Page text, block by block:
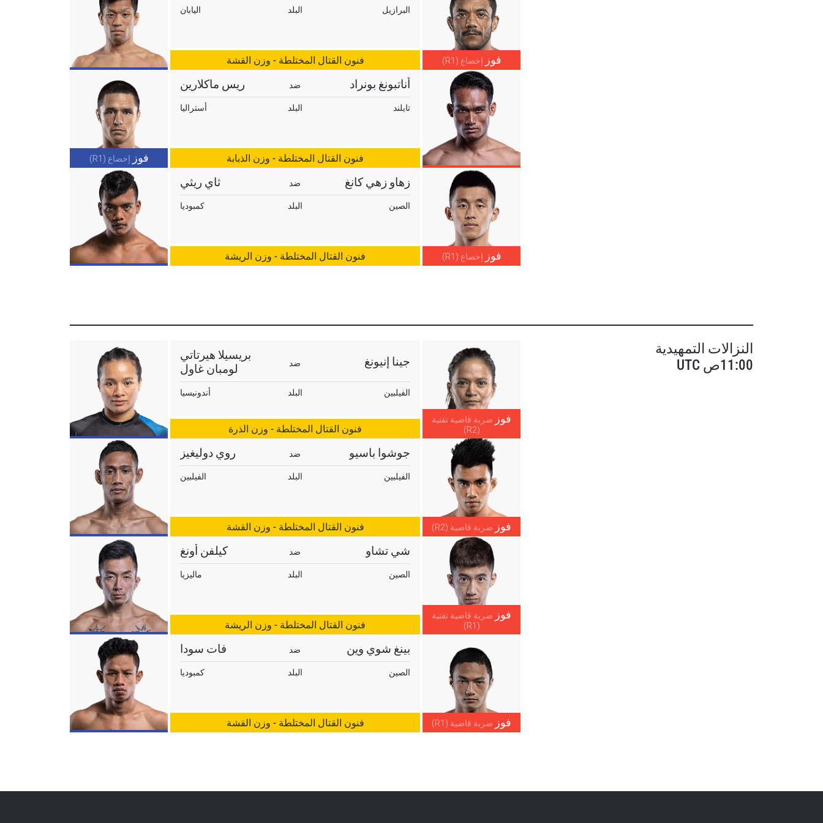
فنون القتال المختلطة - وزن القشة فوز إخضاع (R1)
البرازيل البلد اليابان
فنون القتال المختلطة - وزن الذبابة فوز إخضاع (R1)
أناتبونغ بونراد ضد ريس ماكلارين
تايلند البلد أستراليا
فنون القتال المختلطة - وزن الريشة فوز إخضاع (R1)
زهاو زهي كانغ ضد ثاي ريثي
الصين البلد كمبوديا
النزالات التمهيدية
11:00ص UTC
فنون القتال المختلطة - وزن الذرة
فوز ضربة قاضية تقنية
(R2)
جينا إنيونغ ضد
بريسيلا هيرتاتي
لومبان غاول
الفيلبين البلد أندونيسيا
فنون القتال المختلطة - وزن القشة فوز ضربة قاضية (R2)
جوشوا باسيو ضد روي دوليغيز
الفيلبين البلد الفيلبين
فنون القتال المختلطة - وزن الريشة
فوز ضربة قاضية تقنية
(R1)
شي تشاو ضد كيلفن أونغ
الصين البلد ماليزيا
فنون القتال المختلطة - وزن القشة فوز ضربة قاضية (R1)
بينغ شوي وين ضد فات سودا
الصين البلد كمبوديا
بإرسال هذا النموذج، فإنك توافق على جمعنا لمعلوماتك واستخدامها والإفصاح
سياسة الخصوصية
أي وقت.